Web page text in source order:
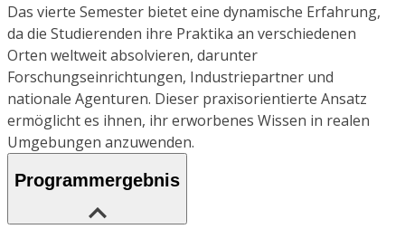
Das vierte Semester bietet eine dynamische Erfahrung,
da die Studierenden ihre Praktika an verschiedenen
Orten weltweit absolvieren, darunter
Forschungseinrichtungen, Industriepartner und
nationale Agenturen. Dieser praxisorientierte Ansatz
ermöglicht es ihnen, ihr erworbenes Wissen in realen
Umgebungen anzuwenden.
Programmergebnis